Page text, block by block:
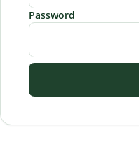
Password